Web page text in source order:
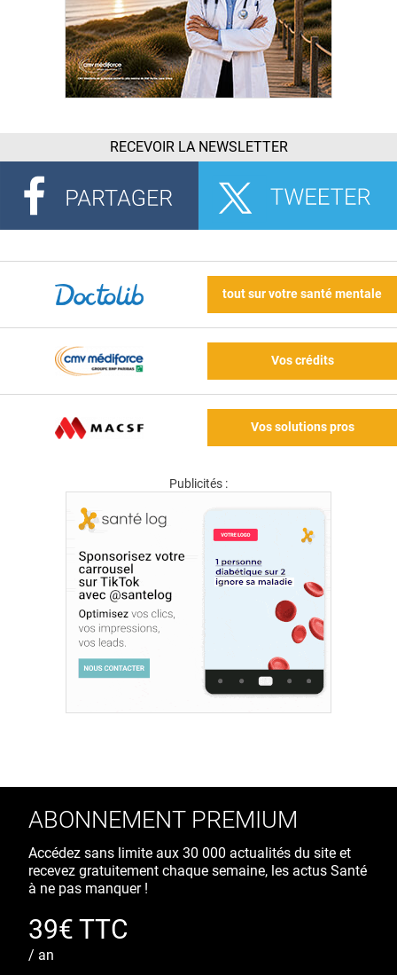
RECEVOIR LA NEWSLETTER
tout sur votre santé mentale
Vos crédits
Vos solutions pros
Publicités :
ABONNEMENT PREMIUM
Accédez sans limite aux 30 000 actualités du site et
recevez gratuitement chaque semaine, les actus Santé
à ne pas manquer !
39€ TTC
/ an